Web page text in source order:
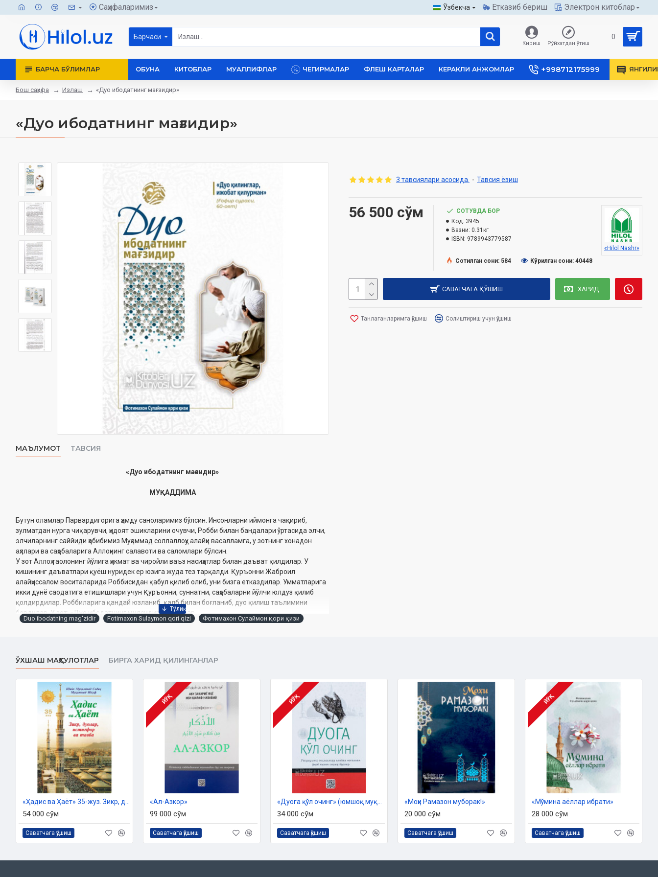
Саҳифаларимиз Ўзбекча Етказиб бериш Электрон китоблар
Барчаси
Кириш Рўйхатдан ўтиш
0
БАРЧА БЎЛИМЛАР ОБУНА КИТОБЛАР МУАЛЛИФЛАР ЧЕГИРМАЛАР ФЛЕШ КАРТАЛАР КЕРАКЛИ АНЖОМЛАР +998712175999
Бош саҳифа Излаш «Дуо ибодатнинг мағзидир»
«Дуо ибодатнинг мағзидир»
МАЪЛУМОТ ТАВСИЯ
«Дуо ибодатнинг мағзидир»
МУҚАДДИМА
Бутун оламлар Парвардигорига ҳамду саноларимиз бўлсин. Инсонларни иймонга чақириб,
зулматдан нурга чиқарувчи, ҳидоят эшикларини очувчи, Робби билан бандалари ўртасида элчи,
элчиларнинг саййиди ҳабибимиз Муҳаммад соллаллоҳу алайҳи васалламга, у зотнинг хонадон
аҳллари ва саҳобаларига Аллоҳнинг салавоти ва саломлари бўлсин.
У зот Аллоҳ таолонинг йўлига ҳикмат ва чиройли ваъз насиҳатлар билан даъват қилдилар. У
кишининг даъватлари қуёш нуридек ер юзига жуда тез тарқалди. Қуръонни Жаброил
алайҳиссалом воситаларида Роббисидан қабул қилиб олиб, уни бизга етказдилар. Умматларига
икки дунё саодатига етишишлари учун Қуръонни, суннатни, саҳобаларни йўлчи юлдуз қилиб
қолдирдилар. Роббиларига қандай юзланиб, қалб билан боғланиб, дуо қилиш таълимини
бердилар. У зот: «Дуо ибодатнинг миясидир», дедилар.
Аллоҳ таоло дуо қилган бандасини севади. Инсон ожизлигини ҳис қилиб, Аллоҳга ҳар ишда
қувватланади. Чунки у ибодатнинг руҳидир».
датнинг аслидир. Дуо - тавозеликнинг бир кў ринишидир. Дуо бандани Роббисининг олдида
қуллигини намоён қилишдир. Дуо банда билан Роббисининг ўртасидаги узвий алоқадир.
Ушбу мўъжаз китобчада ибодат чоғида ва бошқа турли ҳолатларда ўқиладиган дуолар
жамланди. Агар улар мўмин-мусулмонларга Аллоҳга тавба-тазарру билан гуноҳлар мағ
фиратини сўраб илтижо қилишда, турли азобу ёмонликлардан паноҳ тилашда, дуоларни,
зикрларни кўпайтиришда ёрдам берса, мусаннифа ниятига етган бўлар эди. Эй оламларнинг
Робби! Барчамизнинг дуоларимизни қабул айла! Ўзингнинг ҳидоятингдан, мағфиратингдан,
раҳматингдан бенасиб қолдирма! Омин!
Дуоларда ёд этинг,
Руҳимизни шод этинг
Муаллиф: Фотимахон Сулаймон қори қизи
Нашриёт: «Hilol-Nashr» нашриёт-матбааси
Сана: 2022 йил
Ҳажми: 176 бет
ISBN: 978-9943-7795-8-7
3 тавсиялари асосида. - Тавсия ёзиш
56 500 сўм
СОТУВДА БОР
Код: 3945
Вазни: 0.31кг
ISBN: 9789943779587
«Hilol Nashr»
Сотилган сони: 584
Кўрилган сони: 40448
САВАТЧАГА ҚЎШИШ ХАРИД
Танлаганларимга қўшиш Солиштириш учун қўшиш
Duo ibodatning mag'zidir Fotimaxon Sulaymon qori qizi Фотимахон Сулаймон қори қизи
ЎХШАШ МАҲСУЛОТЛАР БИРГА ХАРИД ҚИЛИНГАНЛАР
54 000 сўм
Саватчага қўшиш
ЙЎҚ
«Ал-Азкор»
99 000 сўм
Саватчага қўшиш
ЙЎҚ
34 000 сўм
Саватчага қўшиш
«Моҳи Рамазон муборак!»
20 000 сўм
Саватчага қўшиш
ЙЎҚ
«Мўмина аёллар ибрати»
28 000 сўм
Саватчага қўшиш